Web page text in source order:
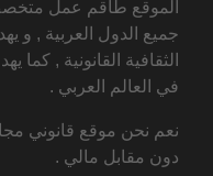
الموقع طاقم عمل
جميع الدول العربية , و
الثقافية القانونية , كما
في العالم العربي .
نعم نحن موقع قانوني
دون مقابل مالي .